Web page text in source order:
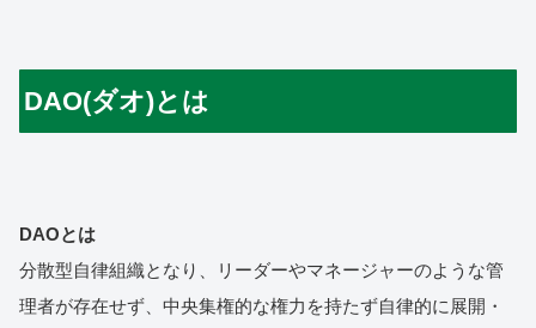
DAO(ダオ)とは
DAOとは
分散型自律組織となり、リーダーやマネージャーのような管
理者が存在せず、中央集権的な権力を持たず自律的に展開・